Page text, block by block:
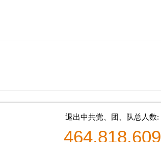
退出中共党、团、队总人数:
464,818,609